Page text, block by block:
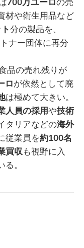
材や衛生用品など
分の製品を、
ナー団体に再分
品の売れ残りが
ロが依然として廃
は極めて大きい。
人員の採用や技術
タリアなどの海外
従業員を約100名
買収も視野に入
。